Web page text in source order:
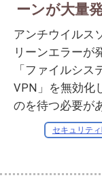
ーンが大量
アンチウイルス
リーンエラーが
「ファイルシ
VPN」を無効化
のを待つ必要が
セキュリテ